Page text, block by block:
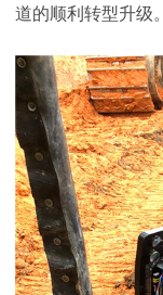
道的顺利转型升级。